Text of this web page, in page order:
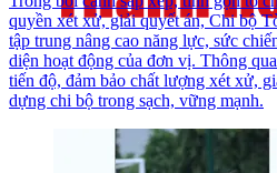
quyền xét xử, giải quyết án, Chi bộ
tập trung nâng cao năng lực, sức
diện hoạt động của đơn vị. Thông
tiến độ, đảm bảo chất lượng xét xử,
dựng chi bộ trong sạch, vững mạnh.